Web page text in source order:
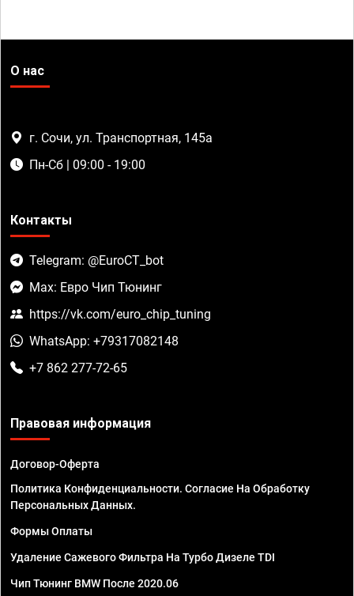
О нас
г. Сочи, ул. Транспортная, 145а
Пн-Сб | 09:00 - 19:00
Контакты
Telegram: @EuroCT_bot
Max: Евро Чип Тюнинг
https://vk.com/euro_chip_tuning
WhatsApp: +79317082148
+7 862 277-72-65
Правовая информация
Договор-Оферта
Политика Конфиденциальности. Согласие На Обработку
Персональных Данных.
Формы Оплаты
Удаление Сажевого Фильтра На Турбо Дизеле TDI
Чип Тюнинг BMW После 2020.06